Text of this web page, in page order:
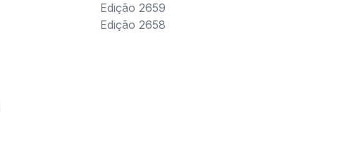
Edição 2659
Edição 2658